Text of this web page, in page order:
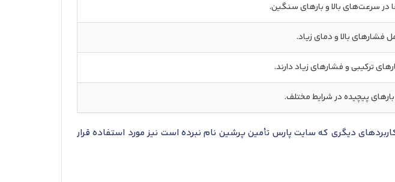
در سرعت‌های بالا و بارهای سنگین.
بالا و دمای زیاد.
ترکیبی و فشارهای زیاد دارند.
پیچیده در شرایط مختلف.
دیگری که سایت پارس تأمین پرشین نام نبرده است نیز مورد استفاده قرار